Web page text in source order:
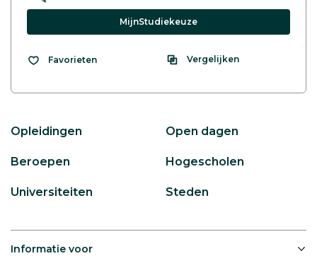
MijnStudiekeuze
Favorieten Vergelijken
Opleidingen Open dagen
Beroepen Hogescholen
Universiteiten Steden
Informatie voor